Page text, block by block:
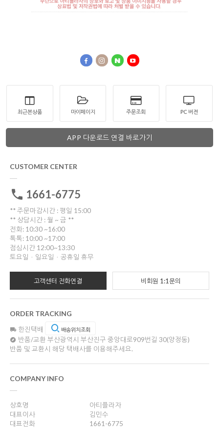
최근본상품 마이페이지 주문조회 PC 버젼
APP 다운로드 연결 바로가기
CUSTOMER CENTER
1661-6775
** 주문마감시간 : 평일 15:00
** 상담시간 : 월 ~ 금 **
전화: 10:30 ~16:00
톡톡: 10:00 ~17:00
점심시간 12:00~13:30
토요일ㆍ일요일ㆍ공휴일 휴무
고객센터 전화연결 비회원 1:1문의
ORDER TRACKING
한진택배 배송위치조회
반품/교환 부산광역시 부산진구 중앙대로909번길 30(양정동)
반품 및 교환시 해당 택배사를 이용해주세요.
COMPANY INFO
상호명
아티플라자
대표이사
김민수
대표전화
1661-6775